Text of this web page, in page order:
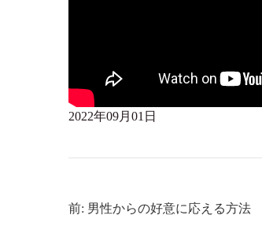
2022年09月01日
前: 男性からの好意に応える方法